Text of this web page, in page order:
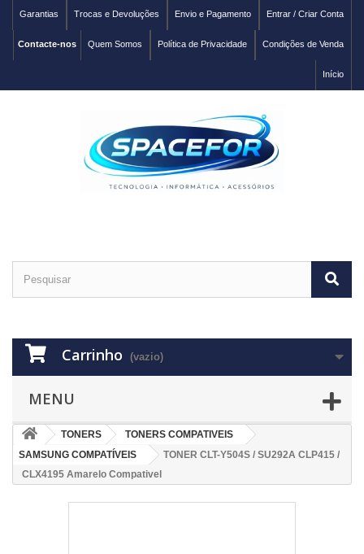
Entrar / Criar Conta
Envio e Pagamento
Trocas e Devoluções
Garantias
Condições de Venda
Política de Privacidade
Quem Somos
Contacte-nos
Início
Carrinho (vazio)
MENU
TONERS
TONERS COMPATIVEIS
SAMSUNG COMPATÍVEIS
TONER CLT-Y504S / SU292A CLP415 /
CLX4195 Amarelo Compativel